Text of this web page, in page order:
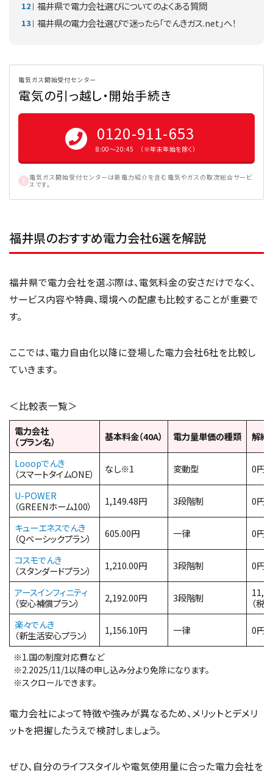
福井県で電力会社選びについてのよくある質問
福井県の電力会社選びで迷ったら「でんきガス.net」へ！
電気ガス開始受付センター
電気の引っ越し・開始手続き
0120-911-653
8:00〜20:45 （※年末年始を除く）
電気ガス開始受付センターは新電力紹介を含む電気やガスの取次総合サービ
スです。
福井県のおすすめ電力会社6選を解説
福井県で電力会社を選ぶ際は、電気料金の安さだけでなく、
サービス内容や特典、環境への配慮も比較することが重要で
す。
ここでは、電力自由化以降に登場した電力会社6社を比較し
ていきます。
＜比較表一覧＞
電力会社
（プラン名）
基本料金（40A） 電力量単価の種類 解約
Looopでんき
（スマートタイムONE）
なし※1 変動型 0円
U-POWER
（GREENホーム100）
1,149.48円 3段階制 0円
キューエネスでんき
（Qベーシックプラン）
605.00円 一律 0円
コスモでんき
（スタンダードプラン）
1,210.00円 3段階制 0円
アースインフィニティ
（安心補償プラン）
2,192.00円 3段階制
（税
楽々でんき
（新生活安心プラン）
1,156.10円 一律 0円
※1.国の制度対応費など
※2.2025/11/1以降の申し込み分より免除になります。
※スクロールできます。
電力会社によって特徴や強みが異なるため、メリットとデメリ
ットを把握したうえで検討しましょう。
ぜひ、自分のライフスタイルや電気使用量に合った電力会社を